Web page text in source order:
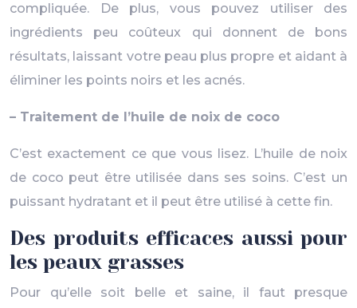
compliquée. De plus, vous pouvez utiliser des
ingrédients peu coûteux qui donnent de bons
résultats, laissant votre peau plus propre et aidant à
éliminer les points noirs et les acnés.
– Traitement de l’huile de noix de coco
C’est exactement ce que vous lisez. L’huile de noix
de coco peut être utilisée dans ses soins. C’est un
puissant hydratant et il peut être utilisé à cette fin.
Des produits efficaces aussi pour
les peaux grasses
Pour qu’elle soit belle et saine, il faut presque